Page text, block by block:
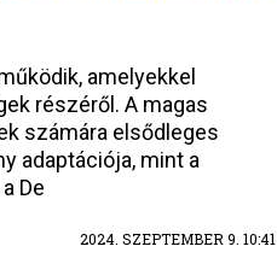
amelyekkel
részéről. A magas
számára elsődleges
adaptációja, mint a
De
2024. SZEPTEMBER 9. 10:41